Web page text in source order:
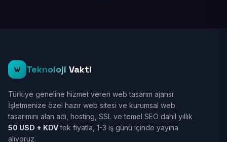
Teknoloji Vakti
Türkiye geneline hizmet veren web tasarım ajansı.
İşletmenize özel hazır web sitesi ve kurumsal web
tasarımını alan adı, hosting, SSL ve temel SEO dahil yıllık
50 USD + KDVtek fiyatla, 1-3 iş günü içinde yayına
alıyoruz.